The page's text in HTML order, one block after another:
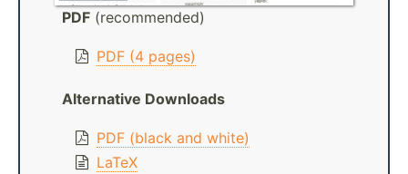
PDF (recommended)
PDF (4 pages)
Alternative Downloads
PDF (black and white)
LaTeX